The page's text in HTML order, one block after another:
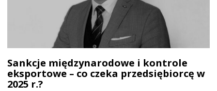
Sankcje międzynarodowe i kontrole
eksportowe – co czeka przedsiębiorcę w
2025 r.?